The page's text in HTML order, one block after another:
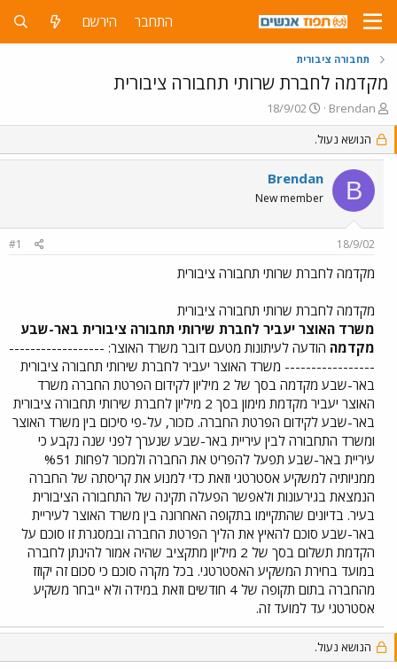
התחבר הירשם
תחבורה ציבורית
מקדמה לחברת שרותי תחבורה ציבורית
פ
ו
ת
ח
נ
Brendan
פ
ו
ס
ם
ב
ת
ך
18/9/02
הנושא נעול.
B
Brendan
New member
18/9/02
#1
מקדמה לחברת שרותי תחבורה ציבורית
מקדמה לחברת שרותי תחבורה ציבורית
משרד האוצר יעביר לחברת שירותי תחבורה ציבורית באר-שבע
מקדמה הודעה לעיתונות מטעם דובר משרד האוצר: ------------------
----------------- משרד האוצר יעביר לחברת שירותי תחבורה ציבורית
באר-שבע מקדמה בסך של 2 מיליון לקידום הפרטת החברה משרד
האוצר יעביר מקדמת מימון בסך 2 מיליון לחברת שירותי תחבורה ציבורית
באר-שבע לקידום הפרטת החברה. כזכור, על-פי סיכום בין משרד האוצר
ומשרד התחבורה לבין עיריית באר-שבע שנערך לפני שנה נקבע כי
עיריית באר-שבע תפעל להפריט את החברה ולמכור לפחות %51
ממניותיה למשקיע אסטרטגי וזאת כדי למנוע את קריסתה של החברה
הנמצאת בגירעונות ולאפשר הפעלה תקינה של התחבורה הציבורית
בעיר. בדיונים שהתקיימו בתקופה האחרונה בין משרד האוצר לעיריית
באר-שבע סוכם להאיץ את הליך הפרטת החברה ובמסגרת זו סוכם על
הקדמת תשלום בסך של 2 מיליון מתקציב שהיה אמור להינתן לחברה
במועד בחירת המשקיע האסטרטגי. בכל מקרה סוכם כי סכום זה יקוזז
מהחברה בתום תקופה של 4 חודשים וזאת במידה ולא ייבחר משקיע
אסטרטגי עד למועד זה.
הנושא נעול.